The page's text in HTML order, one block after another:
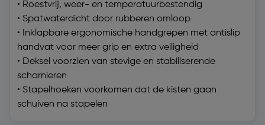
• Roestvrij, weer- en temperatuurbestendig
• Spatwaterdicht door rubberen omloop
• Inklapbare ergonomische handgrepen met antislip
handvat voor meer grip en extra veiligheid
• Deksel voorzien van stevige en stabiliserende
scharnieren
• Stapelhoeken voorkomen dat de kisten gaan
schuiven na stapelen